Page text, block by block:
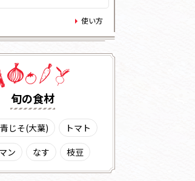
使い方
旬の⾷材
じそ(大葉)
トマト
ン
なす 枝豆